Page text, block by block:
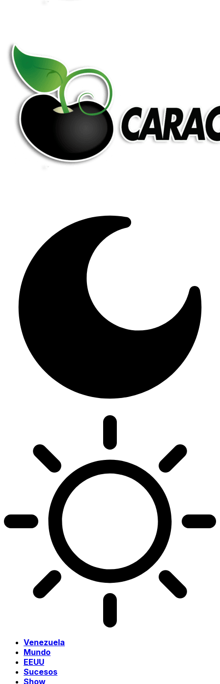
Venezuela
Mundo
EEUU
Sucesos
Show